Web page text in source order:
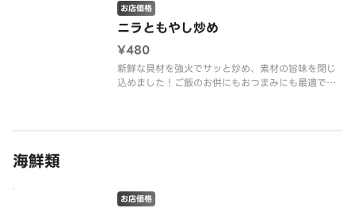
ニラともやし炒め
お店価格
¥480
新鮮な具材を強火でサッと炒め、素材の旨味を閉じ
込めました！ご飯のお供にもおつまみにも最適で
海鮮類
お店価格